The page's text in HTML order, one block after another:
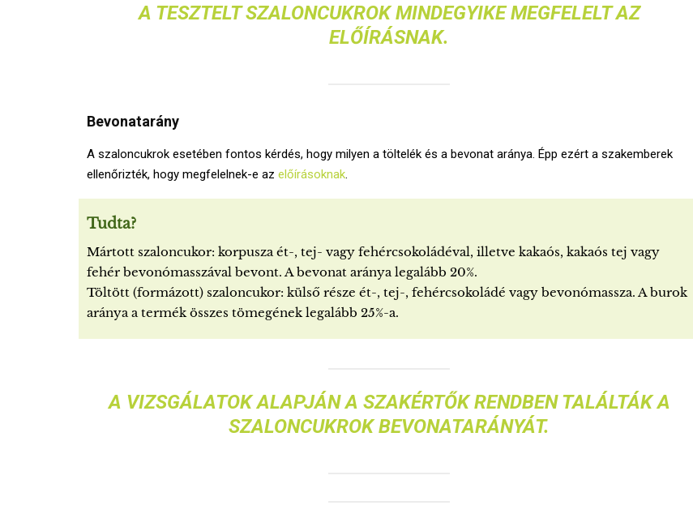
A TESZTELT SZALONCUKROK MINDEGYIKE MEGFELELT AZ
ELŐÍRÁSNAK.
Bevonatarány
A szaloncukrok esetében fontos kérdés, hogy milyen a töltelék és a bevonat aránya. Épp ezért a szakemberek
ellenőrizték, hogy megfelelnek-e az előírásoknak
Tudta?
Mártott szaloncukor: korpusza ét-, tej- vagy fehércsokoládéval, illetve kakaós, kakaós tej vagy
fehér bevonómasszával bevont. A bevonat aránya legalább 20%.
Töltött (formázott) szaloncukor: külső része ét-, tej-, fehércsokoládé vagy bevonómassza. A burok
aránya a termék összes tömegének legalább 25%-a.
A VIZSGÁLATOK ALAPJÁN A SZAKÉRTŐK RENDBEN TALÁLTÁK A
SZALONCUKROK BEVONATARÁNYÁT.